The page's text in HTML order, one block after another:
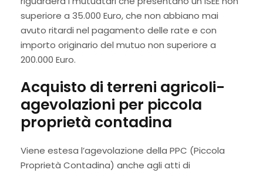
superiore a 35.000 Euro, che non abbiano mai
avuto ritardi nel pagamento delle rate e con
importo originario del mutuo non superiore a
200.000 Euro.
Acquisto di terreni agricoli-
agevolazioni per piccola
proprietà contadina
Viene estesa l’agevolazione della PPC (Piccola
Proprietà Contadina) anche agli atti di